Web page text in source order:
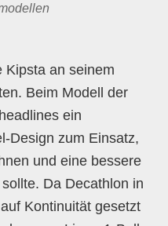
Kipsta an seinem
Beim Modell der
ein
Design zum Einsatz,
und eine bessere
Da Decathlon in
Kontinuität gesetzt